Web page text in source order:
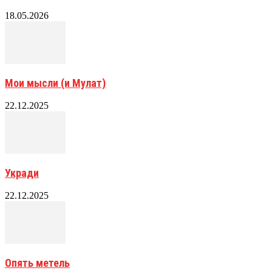
18.05.2026
Мои мысли (и Мулат)
22.12.2025
Укради
22.12.2025
Опять метель